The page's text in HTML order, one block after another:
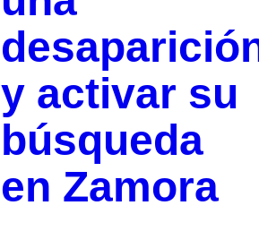
y activar su
búsqueda
en Zamora